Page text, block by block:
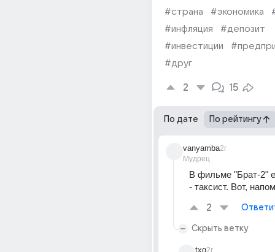
#страна
#экономика
#инфляция
#депозит
#инвестиции
#друг
2 15
По дате По рейтингу
vanyamba
Мудрец
2г
В фильме "Брат-2"
- таксист. Вот,
2
Скрыть ветку
txg2г